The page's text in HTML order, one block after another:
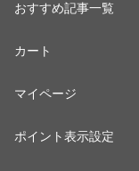
おすすめ記事一覧
カート
マイページ
ポイント表示設定